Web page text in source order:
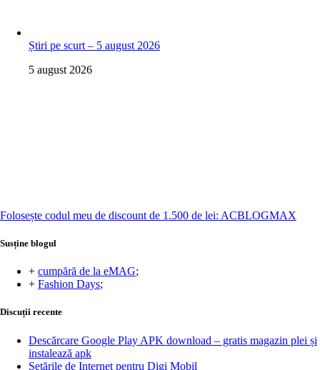
Știri pe scurt – 5 august 2026
5 august 2026
Folosește codul meu de discount de 1.500 de lei: ACBLOGMAX
Susține blogul
+ cumpără de la eMAG;
+ Fashion Days;
Discuții recente
Descărcare Google Play APK download – gratis magazin plei și
instalează apk
Setările de Internet pentru Digi Mobil